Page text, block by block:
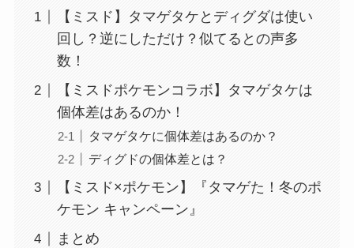
【ミスド】タマゲタケとディグダは使い
回し？逆にしただけ？似てるとの声多
数！
【ミスドポケモンコラボ】タマゲタケは
個体差はあるのか！
タマゲタケに個体差はあるのか？
ディグドの個体差とは？
【ミスド×ポケモン】『タマゲた！冬のポ
ケモン キャンペーン』
まとめ